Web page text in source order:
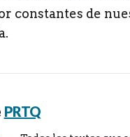
constantes de
PRTQ